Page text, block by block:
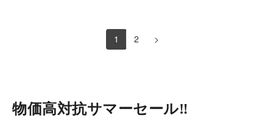
1 2 >
物価高対抗サマーセール‼︎